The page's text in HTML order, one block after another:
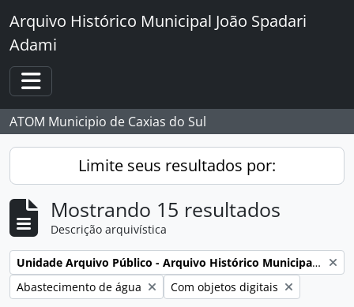
Skip to main content
Arquivo Histórico Municipal João Spadari
Adami
Toggle navigation
ATOM Municipio de Caxias do Sul
Limite seus resultados por:
Mostrando 15 resultados
Descrição arquivística
Remover filtro:
Unidade Arquivo Público - Arquivo Histórico Municipal João Spadari Adami
Remover filtro:
Abastecimento de água Remover filtro:
Com objetos digitais